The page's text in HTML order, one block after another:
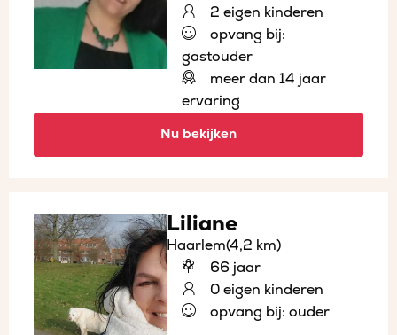
2 eigen kinderen
opvang bij:
gastouder
meer dan 14 jaar
ervaring
Nu bekijken
Liliane
Haarlem(4,2 km)
66 jaar
0 eigen kinderen
opvang bij: ouder